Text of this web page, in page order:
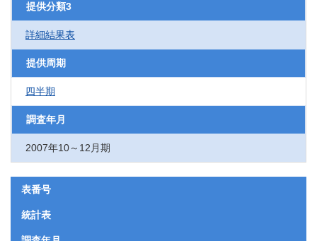
提供分類3
詳細結果表
提供周期
四半期
調査年月
2007年10～12月期
表番号
統計表